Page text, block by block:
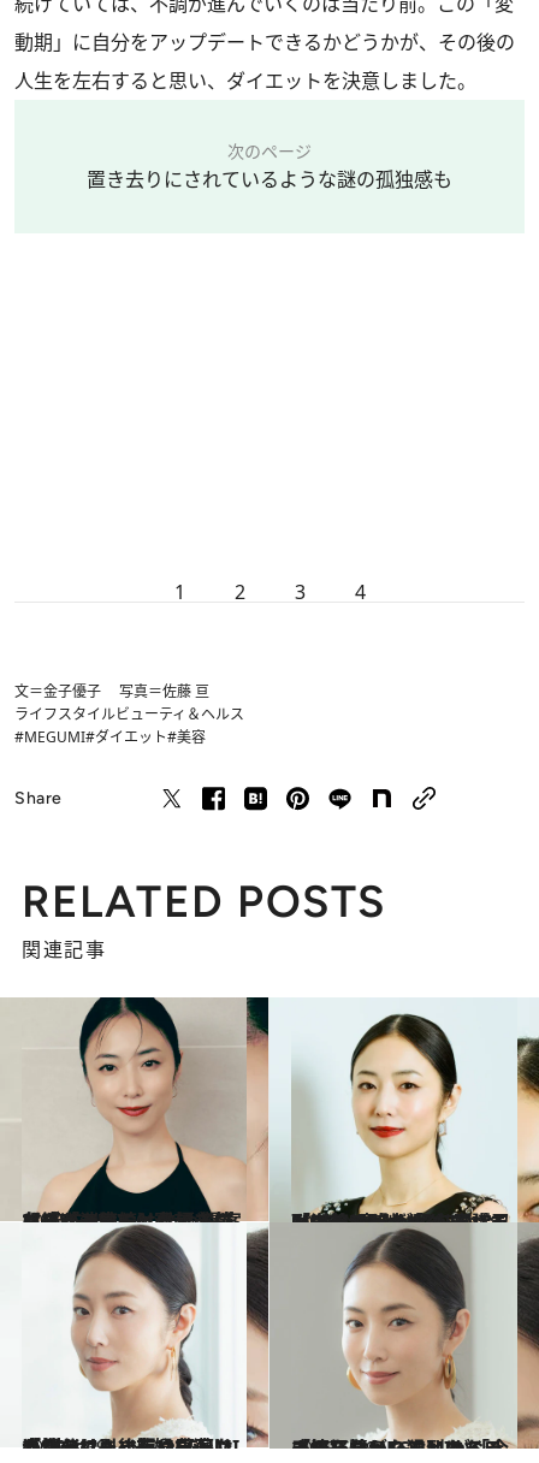
動期」に自分をアップデートできるかどうかが、その後の
人生を左右すると思い、ダイエットを決意しました。
次のページ
置き去りにされているような謎の孤独感も
1 2 3 4
文＝金子優子 写真＝佐藤 亘
ライフスタイルビューティ＆ヘルス
#MEGUMI#ダイエット#美容
Share
RELATED POSTS
関連記事
2026.5.15
【続きを読む】俳優・プロデューサーとして多忙なMEGUMI（44）が提案する「一生続けなくていいダイエット」とは《倦怠感が消えて、寝起きも…》
ビューティ＆ヘルス 2026.2.16
〈海外でも大ヒット〉MEGUMIらが明かす『ラヴ上等』『ボーイフレンド』の“裏側”「“ジャパニーズ・ヤンキー”を意識」「キャスティングには“忍耐”が…」
カルチャー
2025.5.29
「自分にも後悔や葛藤は当然あります」MEGUMIが“生々しい”夫婦を演じるうえで引っ張り出した感情とは
カルチャー 2025.5.29
「演じながら猛烈にイライラしちゃいました（笑）」MEGUMIが「今まで経験したことのない感情を憶えた」とあるシーン
カルチャー